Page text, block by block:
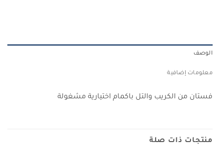
الوصف
معلومات إضافية
فستان من الكريب والتل باكمام اختيارية مشغولة
منتجات ذات صلة